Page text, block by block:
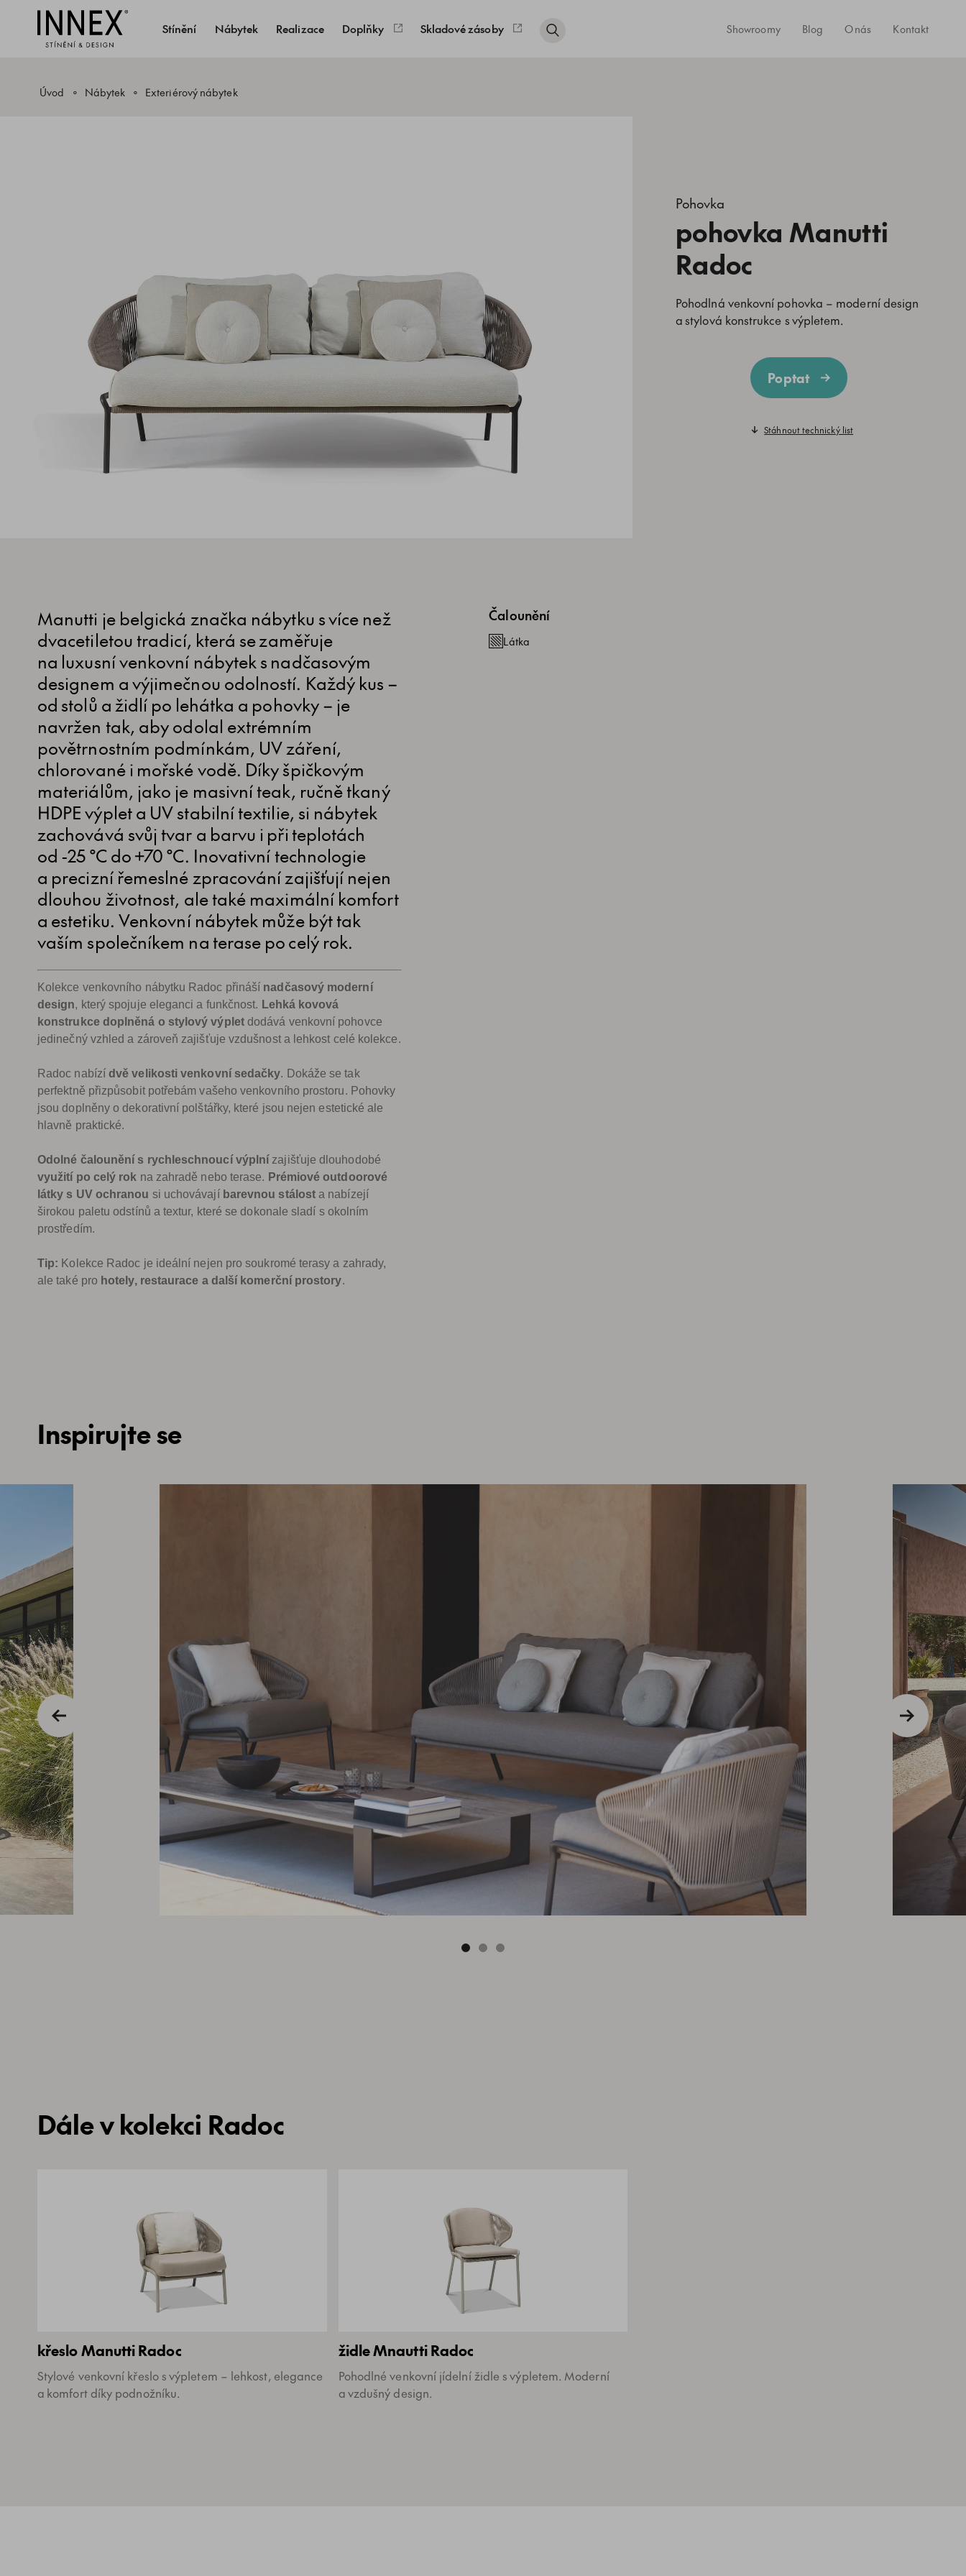
Stínění Nábytek Realizace Doplňky Skladové zásoby Showroomy Blog O nás Kontakt
Úvod Nábytek Exteriérový nábytek
Pohovka
pohovka Manutti
Radoc
Pohodlná venkovní pohovka – moderní design
a stylová konstrukce s výpletem.
Poptat
Stáhnout technický list
Manutti je belgická značka nábytku s více než
dvacetiletou tradicí, která se zaměřuje
na luxusní venkovní nábytek s nadčasovým
designem a výjimečnou odolností. Každý kus –
od stolů a židlí po lehátka a pohovky – je
navržen tak, aby odolal extrémním
povětrnostním podmínkám, UV záření,
chlorované i mořské vodě. Díky špičkovým
materiálům, jako je masivní teak, ručně tkaný
HDPE výplet a UV stabilní textilie, si nábytek
zachovává svůj tvar a barvu i při teplotách
od -25 °C do +70 °C. Inovativní technologie
a precizní řemeslné zpracování zajišťují nejen
dlouhou životnost, ale také maximální komfort
a estetiku. Venkovní nábytek může být tak
vaším společníkem na terase po celý rok.
Kolekce venkovního nábytku Radoc přináší nadčasový moderní
design, který spojuje eleganci a funkčnost. Lehká kovová
konstrukce doplněná o stylový výpletdodává venkovní pohovce
jedinečný vzhled a zároveň zajišťuje vzdušnost a lehkost celé kolekce.
Radoc nabízídvě velikosti venkovní sedačky. Dokáže se tak
perfektně přizpůsobit potřebám vašeho venkovního prostoru. Pohovky
jsou doplněny o dekorativní polštářky, které jsou nejen estetické ale
hlavně praktické.
Odolné čalounění s rychleschnoucí výplní zajišťuje dlouhodobé
využití po celý rok na zahradě nebo terase. Prémiové outdoorové
látky s UV ochranou si uchovávají barevnou stálost a nabízejí
širokou paletu odstínů a textur, které se dokonale sladí s okolním
prostředím.
Tip: Kolekce Radoc je ideální nejen pro soukromé terasy a zahrady,
ale také pro hotely, restaurace a další komerční prostory.
Čalounění
Látka
Inspirujte se
Dále v kolekci Radoc
křeslo Manutti Radoc
Stylové venkovní křeslo s výpletem – lehkost, elegance
a komfort díky podnožníku.
židle Mnautti Radoc
Pohodlné venkovní jídelní židle s výpletem. Moderní
a vzdušný design.